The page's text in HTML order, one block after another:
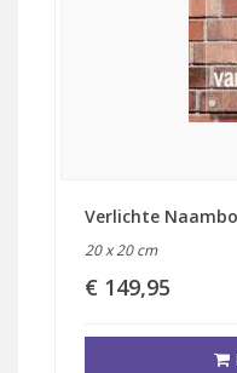
Verlichte
20 x 20 cm
€ 149,95